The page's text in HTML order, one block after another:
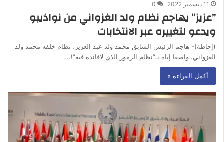
11 ديسمبر 2022 0
”عزيز“ يهاجم نظام ولد الغزواني من نواذيبو
ويدعو لتغييره عبر الانتخابات
(إحاطة)- هاجم الرئيس السابق محمد ولد عبد العزيز، نظام خلفه محمد ولد
الغزواني، واصفا إياه بـ”نظام الرموز الذي لافائدة فيه”!.…
أكمل القراءة »